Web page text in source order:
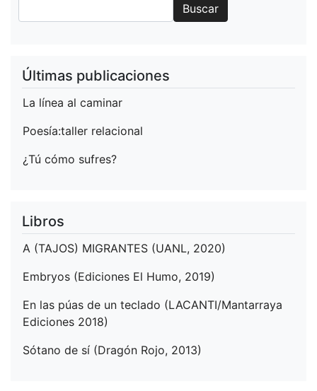
Buscar
Últimas publicaciones
La línea al caminar
Poesía:taller relacional
¿Tú cómo sufres?
Libros
A (TAJOS) MIGRANTES (UANL, 2020)
Embryos (Ediciones El Humo, 2019)
En las púas de un teclado (LACANTI/Mantarraya
Ediciones 2018)
Sótano de sí (Dragón Rojo, 2013)